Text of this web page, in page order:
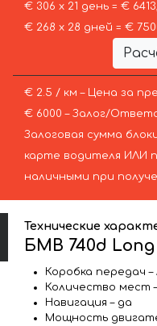
€ 306 х 21 день = €
€ 268 х 28 дней = €
€ 2.5 / км – Цена за
€ 6000 – Залог/
Залоговая сумма
карте водителя ИЛИ
наличными при
Технические
БМВ 740d
Коробка передач
Количество мест
Навигация – да
Мощность